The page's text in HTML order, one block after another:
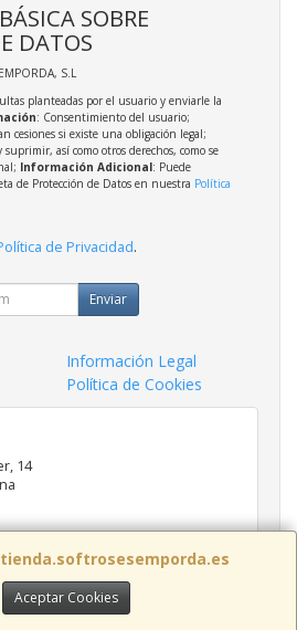
Aceptar Cookies
SOBRE
DATOS
S.L
planteadas por el usuario y enviarle la
: Consentimiento del usuario;
cesiones si existe una obligación legal;
suprimir, así como otros derechos, como se
Información Adicional: Puede
de Protección de Datos en nuestra Política
de Privacidad.
Enviar
Información Legal
Política de Cookies
14